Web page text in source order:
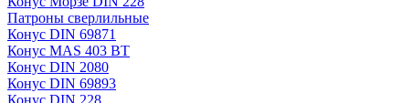
Патроны сверлильные
Конус DIN 69871
Конус MAS 403 BT
Конус DIN 2080
Конус DIN 69893
Конус DIN 228